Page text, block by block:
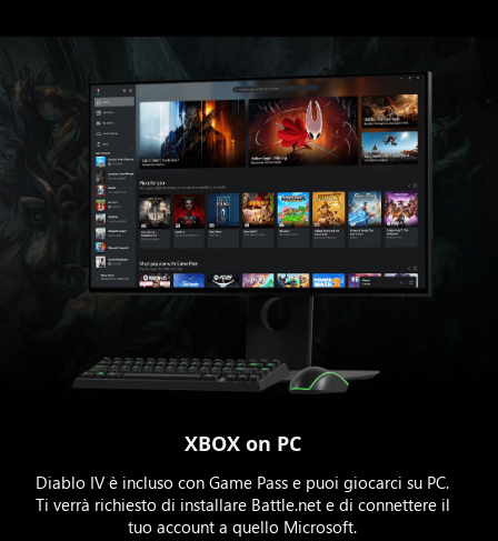
XBOX on PC
Diablo IV è incluso con Game Pass e puoi giocarci su PC.
Ti verrà richiesto di installare Battle.net e di connettere il
tuo account a quello Microsoft.